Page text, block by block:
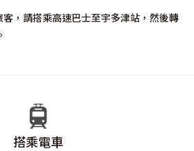
，請搭乘高速巴士至宇多津站，然後轉
搭乘電車